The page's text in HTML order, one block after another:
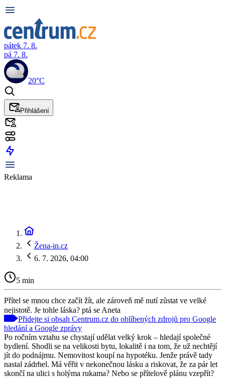
pátek 7. 8.
pá 7. 8.
20°C
Přihlášení
Reklama
Žena-in.cz
6. 7. 2026, 04:00
5 min
Přítel se mnou chce začít žít, ale zároveň mě nutí zůstat ve velké
nejistotě. Je tohle láska? ptá se Aneta
Přidejte si obsah Centrum.cz do oblíbených zdrojů pro Google
hledání a Google zprávy
Po ročním vztahu se chystají udělat velký krok – hledají společné
bydlení. Shodli se na velikosti bytu, lokalitě i na tom, že už nechtějí
jít do podnájmu. Nemovitost koupí na hypotéku. Jenže právě tady
nastal zádrhel. Má věřit v nekonečnou lásku a riskovat, že za pár let
skončí na ulici s holýma rukama? Nebo se přítelově plánu vzepřít?